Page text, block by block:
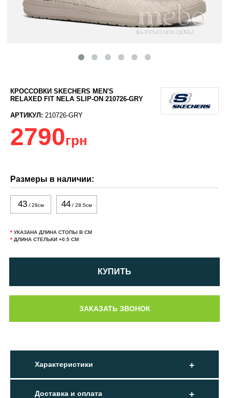
КРОССОВКИ SKECHERS MEN'S
RELAXED FIT NELA SLIP-ON 210726-GRY
АРТИКУЛ: 210726-GRY
2790грн
Размеры в наличии:
43/ 28см 44 / 28.5см
* УКАЗАНА ДЛИНА СТОПЫ В СМ
* ДЛИНА СТЕЛЬКИ +0.5 СМ
КУПИТЬ
Характеристики
Доставка и оплата